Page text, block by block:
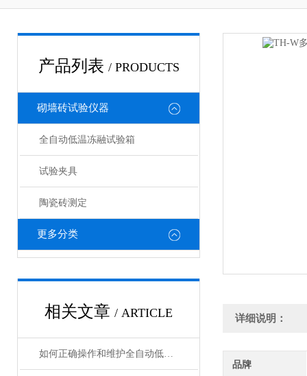
产品列表 / PRODUCTS
砌墙砖试验仪器
全自动低温冻融试验箱
试验夹具
陶瓷砖测定
更多分类
相关文章 / ARTICLE
如何正确操作和维护全自动低温冻融试验箱？
详细说明：
品牌